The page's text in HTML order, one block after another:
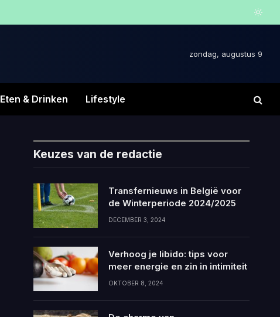
zondag, augustus 9
Eten & Drinken Lifestyle
Keuzes van de redactie
Transfernieuws in België voor
de Winterperiode 2024/2025
DECEMBER 3, 2024
Verhoog je libido: tips voor
meer energie en zin in intimiteit
OKTOBER 8, 2024